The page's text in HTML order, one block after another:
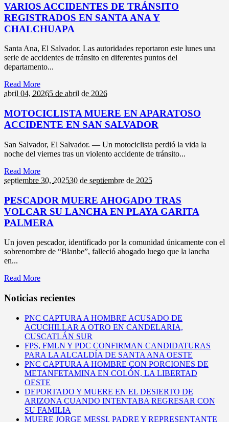
VARIOS ACCIDENTES DE TRÁNSITO
REGISTRADOS EN SANTA ANA Y
CHALCHUAPA
Santa Ana, El Salvador. Las autoridades reportaron este lunes una
serie de accidentes de tránsito en diferentes puntos del
departamento...
Read More
abril 04, 20265 de abril de 2026
MOTOCICLISTA MUERE EN APARATOSO
ACCIDENTE EN SAN SALVADOR
San Salvador, El Salvador. — Un motociclista perdió la vida la
noche del viernes tras un violento accidente de tránsito...
Read More
septiembre 30, 202530 de septiembre de 2025
PESCADOR MUERE AHOGADO TRAS
VOLCAR SU LANCHA EN PLAYA GARITA
PALMERA
Un joven pescador, identificado por la comunidad únicamente con el
sobrenombre de “Blanbe”, falleció ahogado luego que la lancha
en...
Read More
Noticias recientes
PNC CAPTURA A HOMBRE ACUSADO DE
ACUCHILLAR A OTRO EN CANDELARIA,
CUSCATLÁN SUR
FPS, FMLN Y PDC CONFIRMAN CANDIDATURAS
PARA LA ALCALDÍA DE SANTA ANA OESTE
PNC CAPTURA A HOMBRE CON PORCIONES DE
METANFETAMINA EN COLÓN, LA LIBERTAD
OESTE
DEPORTADO Y MUERE EN EL DESIERTO DE
ARIZONA CUANDO INTENTABA REGRESAR CON
SU FAMILIA
MUERE JORGE MESSI, PADRE Y REPRESENTANTE